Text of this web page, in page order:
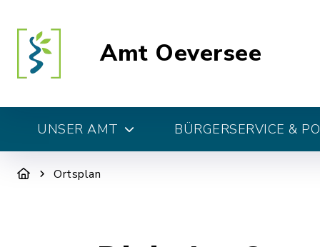
Amt Oeversee
UNSER AMT BÜRGERSERVICE &
Ortsplan